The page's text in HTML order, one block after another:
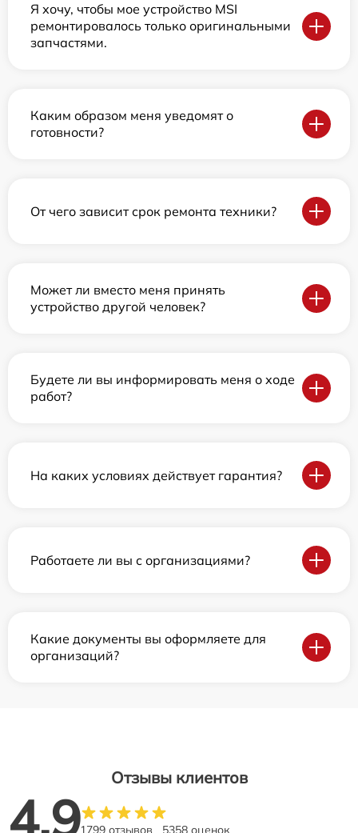
Я хочу, чтобы мое устройство MSI
ремонтировалось только оригинальными
запчастями.
Каким образом меня уведомят о
готовности?
От чего зависит срок ремонта техники?
Может ли вместо меня принять
устройство другой человек?
Будете ли вы информировать меня о ходе
работ?
На каких условиях действует гарантия?
Работаете ли вы с организациями?
Какие документы вы оформляете для
организаций?
Отзывы клиентов
4.91799 отзывов 5358 оценок